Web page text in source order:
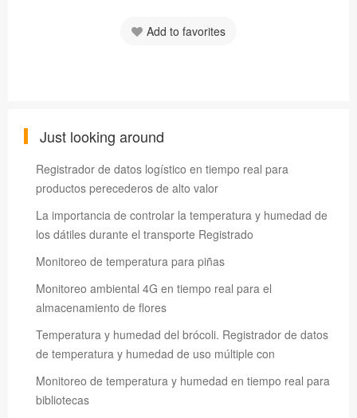
Add to favorites
Just looking around
Registrador de datos logístico en tiempo real para
productos perecederos de alto valor
La importancia de controlar la temperatura y humedad de
los dátiles durante el transporte Registrado
Monitoreo de temperatura para piñas
Monitoreo ambiental 4G en tiempo real para el
almacenamiento de flores
Temperatura y humedad del brócoli. Registrador de datos
de temperatura y humedad de uso múltiple con
Monitoreo de temperatura y humedad en tiempo real para
bibliotecas